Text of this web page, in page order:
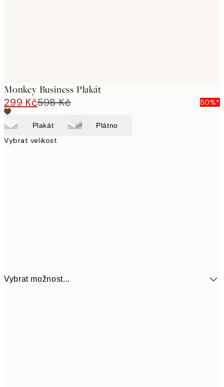
Monkey Business Plakát
299 Kč598 Kč 50%*
Plakát Plátno
Vybrat velikost
Vybrat možnost...